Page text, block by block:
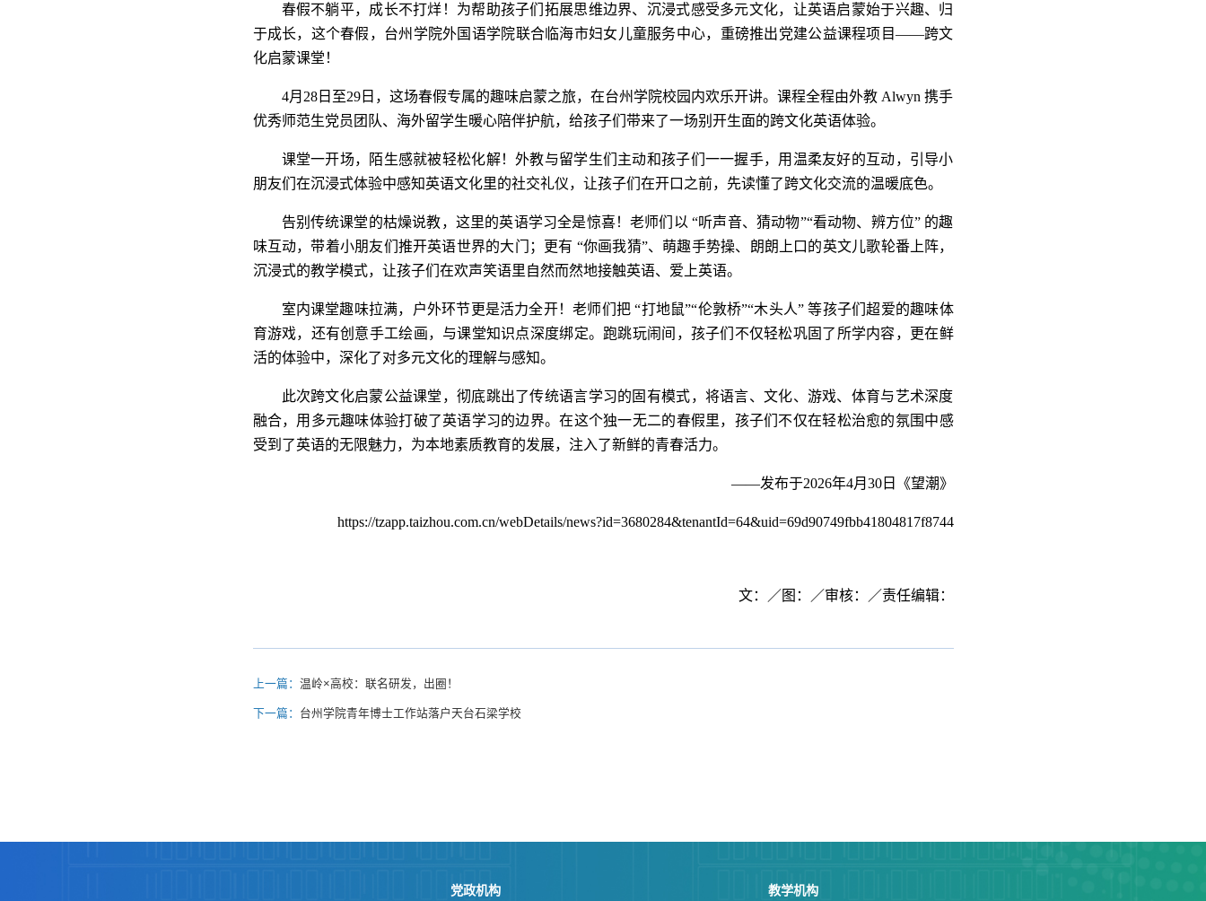
春假不躺平，成长不打烊！为帮助孩子们拓展思维边界、沉浸式感受多元文化，让英语启蒙始于兴趣、归
于成长，这个春假，台州学院外国语学院联合临海市妇女儿童服务中心，重磅推出党建公益课程项目——跨文
化启蒙课堂！
4月28日至29日，这场春假专属的趣味启蒙之旅，在台州学院校园内欢乐开讲。课程全程由外教 Alwyn 携手
优秀师范生党员团队、海外留学生暖心陪伴护航，给孩子们带来了一场别开生面的跨文化英语体验。
课堂一开场，陌生感就被轻松化解！外教与留学生们主动和孩子们一一握手，用温柔友好的互动，引导小
朋友们在沉浸式体验中感知英语文化里的社交礼仪，让孩子们在开口之前，先读懂了跨文化交流的温暖底色。
告别传统课堂的枯燥说教，这里的英语学习全是惊喜！老师们以 “听声音、猜动物”“看动物、辨方位” 的趣
味互动，带着小朋友们推开英语世界的大门；更有 “你画我猜”、萌趣手势操、朗朗上口的英文儿歌轮番上阵，
沉浸式的教学模式，让孩子们在欢声笑语里自然而然地接触英语、爱上英语。
室内课堂趣味拉满，户外环节更是活力全开！老师们把 “打地鼠”“伦敦桥”“木头人” 等孩子们超爱的趣味体
育游戏，还有创意手工绘画，与课堂知识点深度绑定。跑跳玩闹间，孩子们不仅轻松巩固了所学内容，更在鲜
活的体验中，深化了对多元文化的理解与感知。
此次跨文化启蒙公益课堂，彻底跳出了传统语言学习的固有模式，将语言、文化、游戏、体育与艺术深度
融合，用多元趣味体验打破了英语学习的边界。在这个独一无二的春假里，孩子们不仅在轻松治愈的氛围中感
受到了英语的无限魅力，为本地素质教育的发展，注入了新鲜的青春活力。
——发布于2026年4月30日《望潮》
https://tzapp.taizhou.com.cn/webDetails/news?id=3680284&tenantId=64&uid=69d90749fbb41804817f8744
文：／图：／审核：／责任编辑：
上一篇： 温岭×高校：联名研发，出圈！
下一篇： 台州学院青年博士工作站落户天台石梁学校
党政机构 教学机构